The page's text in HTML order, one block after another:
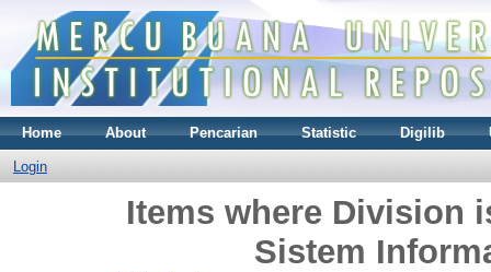
Home About Pencarian Statistic Digilib
Login
Items where Division
Sistem